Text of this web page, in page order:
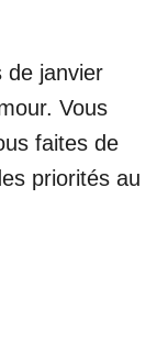
de janvier
Vous
faites de
priorités au